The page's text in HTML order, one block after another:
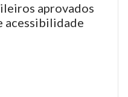
aprovados
acessibilidade